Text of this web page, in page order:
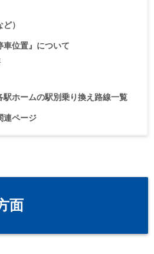
）
車位置』について
駅ホームの駅別乗り換え路線一覧
連ページ
面